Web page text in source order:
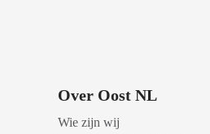
Over Oost NL
Wie zijn wij